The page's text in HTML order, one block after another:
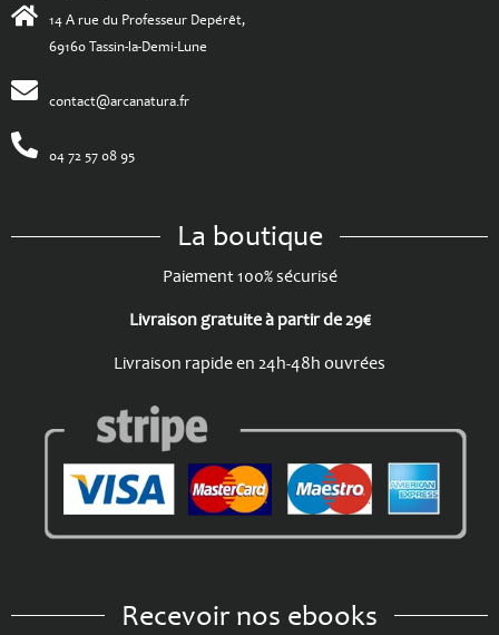
14 A rue du Professeur Depérêt,
69160 Tassin-la-Demi-Lune
contact@arcanatura.fr
04 72 57 08 95
La boutique
Paiement 100% sécurisé
Livraison gratuite à partir de 29€
Livraison rapide en 24h-48h ouvrées
Recevoir nos ebooks